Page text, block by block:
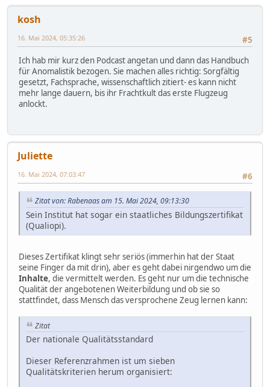
kosh
#5
16. Mai 2024, 05:35:26
Ich hab mir kurz den Podcast angetan und dann das Handbuch
für Anomalistik bezogen. Sie machen alles richtig: Sorgfältig
gesetzt, Fachsprache, wissenschaftlich zitiert- es kann nicht
mehr lange dauern, bis ihr Frachtkult das erste Flugzeug
anlockt.
Juliette
#6
16. Mai 2024, 07:03:47
Zitat von: Rabenaas am 15. Mai 2024, 09:13:30
Sein Institut hat sogar ein staatliches Bildungszertifikat
(Qualiopi).
Dieses Zertifikat klingt sehr seriös (immerhin hat der Staat
seine Finger da mit drin), aber es geht dabei nirgendwo um die
Inhalte, die vermittelt werden. Es geht nur um die technische
Qualität der angebotenen Weiterbildung und ob sie so
stattfindet, dass Mensch das versprochene Zeug lernen kann:
Zitat
Der nationale Qualitätsstandard
Dieser Referenzrahmen ist um sieben
Qualitätskriterien herum organisiert: